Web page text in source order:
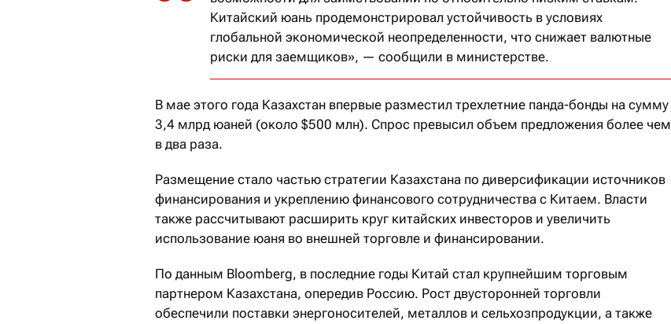
Китайский юань продемонстрировал устойчивость в условиях
глобальной экономической неопределенности, что снижает валютные
риски для заемщиков», — сообщили в министерстве.
В мае этого года Казахстан впервые разместил трехлетние панда-бонды на сумму
3,4 млрд юаней (около $500 млн). Спрос превысил объем предложения более чем
в два раза.
Размещение стало частью стратегии Казахстана по диверсификации источников
финансирования и укреплению финансового сотрудничества с Китаем. Власти
также рассчитывают расширить круг китайских инвесторов и увеличить
использование юаня во внешней торговле и финансировании.
По данным Bloomberg, в последние годы Китай стал крупнейшим торговым
партнером Казахстана, опередив Россию. Рост двусторонней торговли
обеспечили поставки энергоносителей, металлов и сельхозпродукции, а также